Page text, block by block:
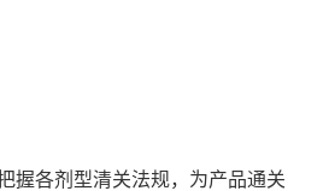
握各剂型清关法规，为产品通关